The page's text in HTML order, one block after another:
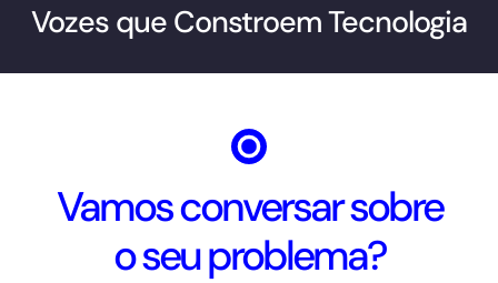
Vozes que Constroem Tecnologia
Vamos conversar sobre
o seu problema?